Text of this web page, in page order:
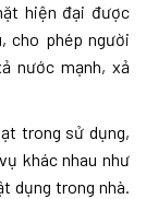
hiện đại được
cho phép người
nước mạnh, xả
trong sử dụng,
khác nhau như
dụng trong nhà.